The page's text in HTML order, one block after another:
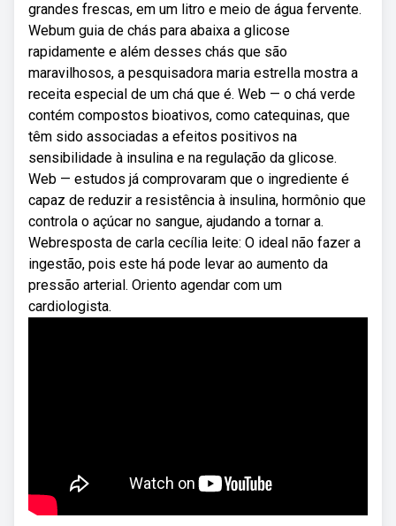
grandes frescas, em um litro e meio de água fervente.
Webum guia de chás para abaixa a glicose
rapidamente e além desses chás que são
maravilhosos, a pesquisadora maria estrella mostra a
receita especial de um chá que é. Web — o chá verde
contém compostos bioativos, como catequinas, que
têm sido associadas a efeitos positivos na
sensibilidade à insulina e na regulação da glicose.
Web — estudos já comprovaram que o ingrediente é
capaz de reduzir a resistência à insulina, hormônio que
controla o açúcar no sangue, ajudando a tornar a.
Webresposta de carla cecília leite: O ideal não fazer a
ingestão, pois este há pode levar ao aumento da
pressão arterial. Oriento agendar com um
cardiologista.